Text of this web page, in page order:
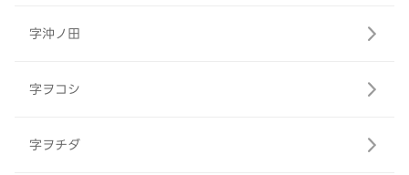
字沖ノ田
字ヲコシ
字ヲチダ